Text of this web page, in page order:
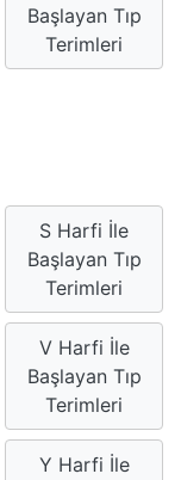
Başlayan Tıp
Terimleri
S Harfi İle
Başlayan Tıp
Terimleri
V Harfi İle
Başlayan Tıp
Terimleri
Y Harfi İle